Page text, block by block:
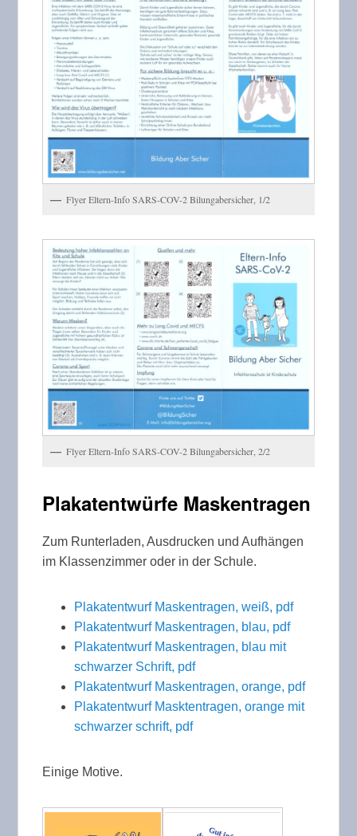
Flyer Eltern-Info SARS-COV-2 Bilungabersicher, 1/2
Flyer Eltern-Info SARS-COV-2 Bilungabersicher, 2/2
Plakatentwürfe Maskentragen
Zum Runterladen, Ausdrucken und Aufhängen
im Klassenzimmer oder in der Schule.
Plakatentwurf Maskentragen, weiß, pdf
Plakatentwurf Maskentragen, blau, pdf
Plakatentwurf Maskentragen, blau mit
schwarzer Schrift, pdf
Plakatentwurf Maskentragen, orange, pdf
Plakatentwurf Masktentragen, orange mit
schwarzer schrift, pdf
Einige Motive.